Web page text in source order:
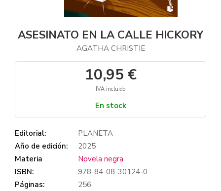
ASESINATO EN LA CALLE HICKORY
AGATHA CHRISTIE
10,95 €
IVA incluido
En stock
Editorial:
PLANETA
Año de edición:
2025
Materia
Novela negra
ISBN:
978-84-08-30124-0
Páginas:
256